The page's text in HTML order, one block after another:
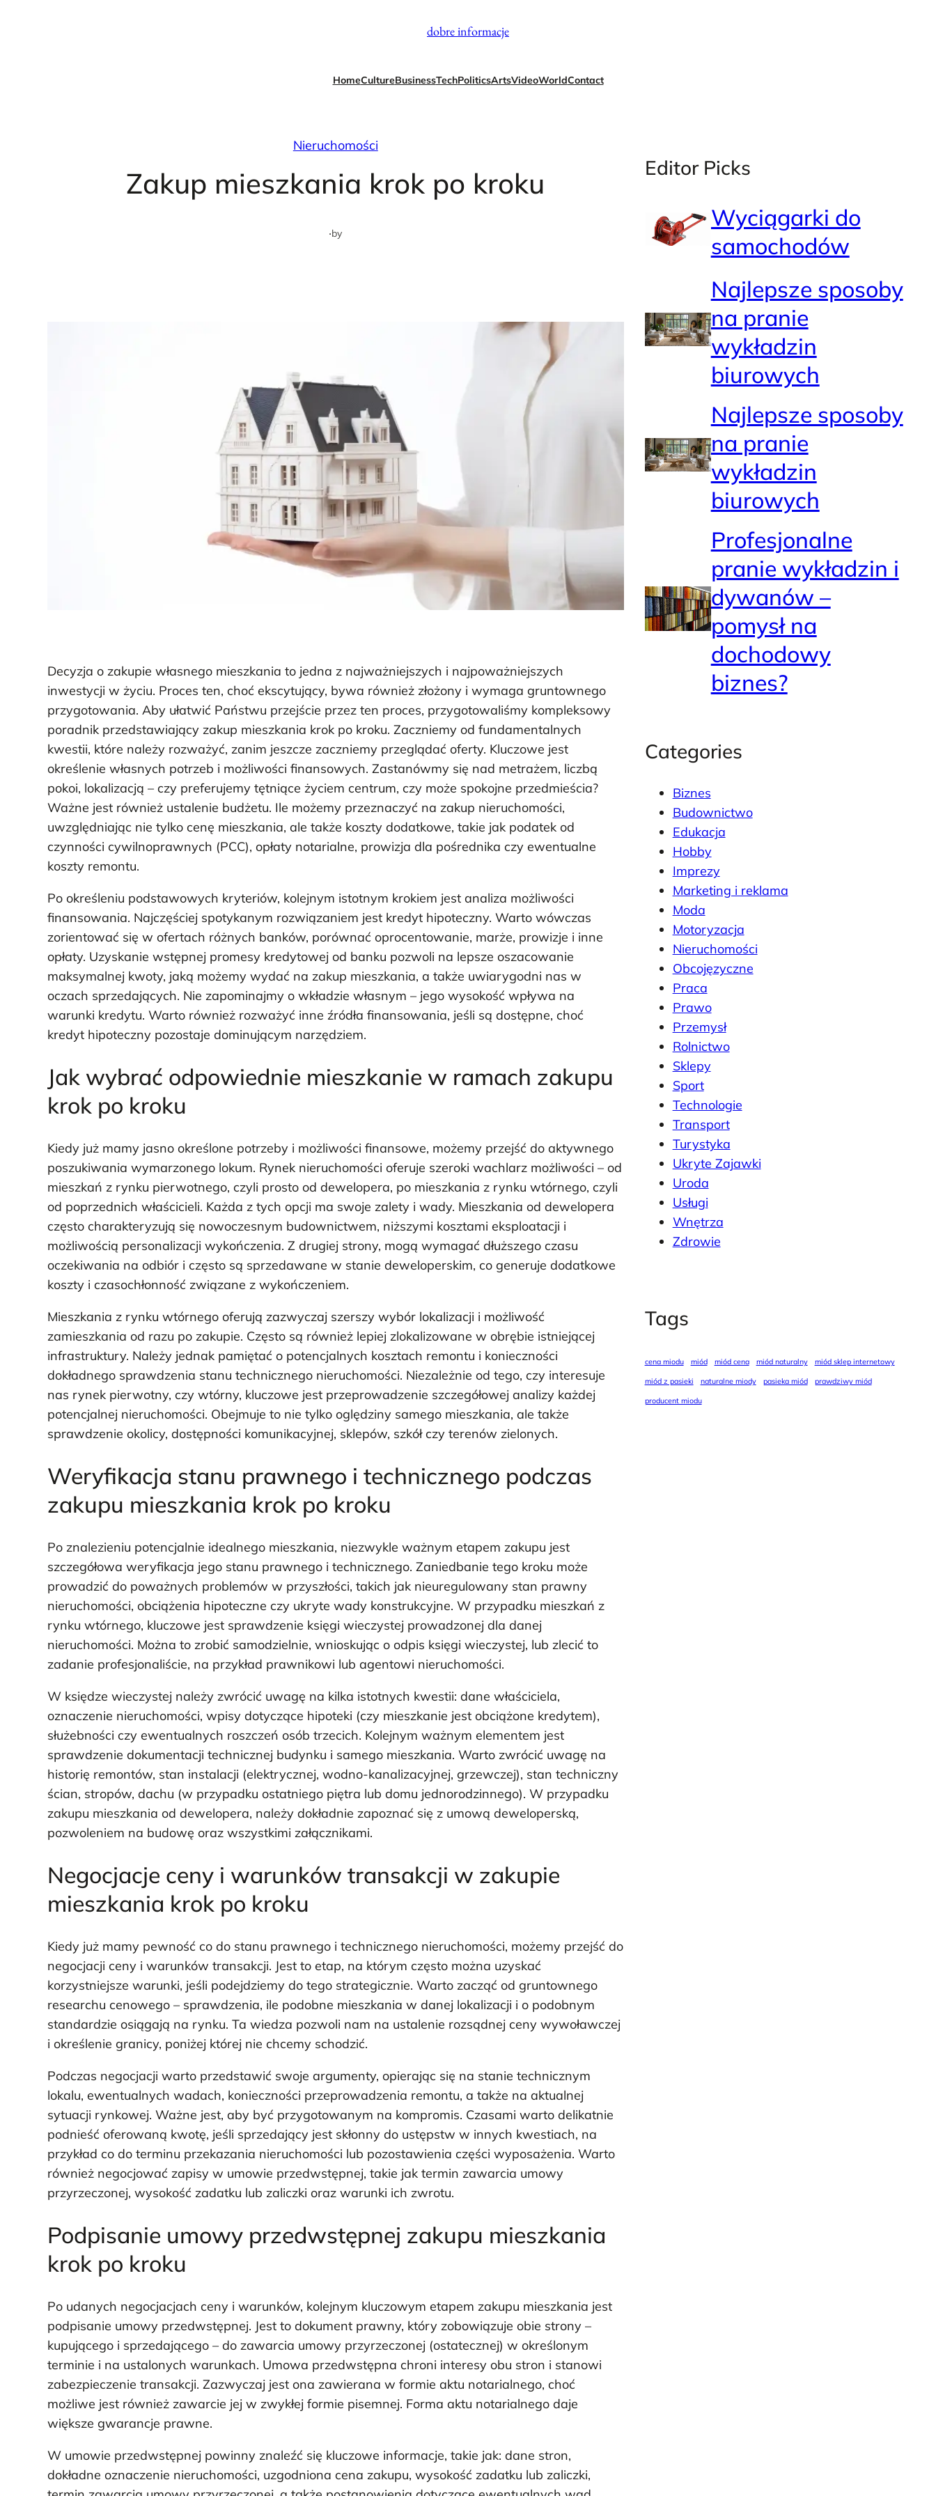
dobre informacje
HomeCultureBusinessTechPoliticsArtsVideoWorldContact
Nieruchomości
Zakup mieszkania krok po kroku
·by
Decyzja o zakupie własnego mieszkania to jedna z najważniejszych i najpoważniejszych
inwestycji w życiu. Proces ten, choć ekscytujący, bywa również złożony i wymaga gruntownego
przygotowania. Aby ułatwić Państwu przejście przez ten proces, przygotowaliśmy kompleksowy
poradnik przedstawiający zakup mieszkania krok po kroku. Zaczniemy od fundamentalnych
kwestii, które należy rozważyć, zanim jeszcze zaczniemy przeglądać oferty. Kluczowe jest
określenie własnych potrzeb i możliwości finansowych. Zastanówmy się nad metrażem, liczbą
pokoi, lokalizacją – czy preferujemy tętniące życiem centrum, czy może spokojne przedmieścia?
Ważne jest również ustalenie budżetu. Ile możemy przeznaczyć na zakup nieruchomości,
uwzględniając nie tylko cenę mieszkania, ale także koszty dodatkowe, takie jak podatek od
czynności cywilnoprawnych (PCC), opłaty notarialne, prowizja dla pośrednika czy ewentualne
koszty remontu.
Po określeniu podstawowych kryteriów, kolejnym istotnym krokiem jest analiza możliwości
finansowania. Najczęściej spotykanym rozwiązaniem jest kredyt hipoteczny. Warto wówczas
zorientować się w ofertach różnych banków, porównać oprocentowanie, marże, prowizje i inne
opłaty. Uzyskanie wstępnej promesy kredytowej od banku pozwoli na lepsze oszacowanie
maksymalnej kwoty, jaką możemy wydać na zakup mieszkania, a także uwiarygodni nas w
oczach sprzedających. Nie zapominajmy o wkładzie własnym – jego wysokość wpływa na
warunki kredytu. Warto również rozważyć inne źródła finansowania, jeśli są dostępne, choć
kredyt hipoteczny pozostaje dominującym narzędziem.
Jak wybrać odpowiednie mieszkanie w ramach zakupu
krok po kroku
Kiedy już mamy jasno określone potrzeby i możliwości finansowe, możemy przejść do aktywnego
poszukiwania wymarzonego lokum. Rynek nieruchomości oferuje szeroki wachlarz możliwości – od
mieszkań z rynku pierwotnego, czyli prosto od dewelopera, po mieszkania z rynku wtórnego, czyli
od poprzednich właścicieli. Każda z tych opcji ma swoje zalety i wady. Mieszkania od dewelopera
często charakteryzują się nowoczesnym budownictwem, niższymi kosztami eksploatacji i
możliwością personalizacji wykończenia. Z drugiej strony, mogą wymagać dłuższego czasu
oczekiwania na odbiór i często są sprzedawane w stanie deweloperskim, co generuje dodatkowe
koszty i czasochłonność związane z wykończeniem.
Mieszkania z rynku wtórnego oferują zazwyczaj szerszy wybór lokalizacji i możliwość
zamieszkania od razu po zakupie. Często są również lepiej zlokalizowane w obrębie istniejącej
infrastruktury. Należy jednak pamiętać o potencjalnych kosztach remontu i konieczności
dokładnego sprawdzenia stanu technicznego nieruchomości. Niezależnie od tego, czy interesuje
nas rynek pierwotny, czy wtórny, kluczowe jest przeprowadzenie szczegółowej analizy każdej
potencjalnej nieruchomości. Obejmuje to nie tylko oględziny samego mieszkania, ale także
sprawdzenie okolicy, dostępności komunikacyjnej, sklepów, szkół czy terenów zielonych.
Weryfikacja stanu prawnego i technicznego podczas
zakupu mieszkania krok po kroku
Po znalezieniu potencjalnie idealnego mieszkania, niezwykle ważnym etapem zakupu jest
szczegółowa weryfikacja jego stanu prawnego i technicznego. Zaniedbanie tego kroku może
prowadzić do poważnych problemów w przyszłości, takich jak nieuregulowany stan prawny
nieruchomości, obciążenia hipoteczne czy ukryte wady konstrukcyjne. W przypadku mieszkań z
rynku wtórnego, kluczowe jest sprawdzenie księgi wieczystej prowadzonej dla danej
nieruchomości. Można to zrobić samodzielnie, wnioskując o odpis księgi wieczystej, lub zlecić to
zadanie profesjonaliście, na przykład prawnikowi lub agentowi nieruchomości.
W księdze wieczystej należy zwrócić uwagę na kilka istotnych kwestii: dane właściciela,
oznaczenie nieruchomości, wpisy dotyczące hipoteki (czy mieszkanie jest obciążone kredytem),
służebności czy ewentualnych roszczeń osób trzecich. Kolejnym ważnym elementem jest
sprawdzenie dokumentacji technicznej budynku i samego mieszkania. Warto zwrócić uwagę na
historię remontów, stan instalacji (elektrycznej, wodno-kanalizacyjnej, grzewczej), stan techniczny
ścian, stropów, dachu (w przypadku ostatniego piętra lub domu jednorodzinnego). W przypadku
zakupu mieszkania od dewelopera, należy dokładnie zapoznać się z umową deweloperską,
pozwoleniem na budowę oraz wszystkimi załącznikami.
Negocjacje ceny i warunków transakcji w zakupie
mieszkania krok po kroku
Kiedy już mamy pewność co do stanu prawnego i technicznego nieruchomości, możemy przejść do
negocjacji ceny i warunków transakcji. Jest to etap, na którym często można uzyskać
korzystniejsze warunki, jeśli podejdziemy do tego strategicznie. Warto zacząć od gruntownego
researchu cenowego – sprawdzenia, ile podobne mieszkania w danej lokalizacji i o podobnym
standardzie osiągają na rynku. Ta wiedza pozwoli nam na ustalenie rozsądnej ceny wywoławczej
i określenie granicy, poniżej której nie chcemy schodzić.
Podczas negocjacji warto przedstawić swoje argumenty, opierając się na stanie technicznym
lokalu, ewentualnych wadach, konieczności przeprowadzenia remontu, a także na aktualnej
sytuacji rynkowej. Ważne jest, aby być przygotowanym na kompromis. Czasami warto delikatnie
podnieść oferowaną kwotę, jeśli sprzedający jest skłonny do ustępstw w innych kwestiach, na
przykład co do terminu przekazania nieruchomości lub pozostawienia części wyposażenia. Warto
również negocjować zapisy w umowie przedwstępnej, takie jak termin zawarcia umowy
przyrzeczonej, wysokość zadatku lub zaliczki oraz warunki ich zwrotu.
Podpisanie umowy przedwstępnej zakupu mieszkania
krok po kroku
Po udanych negocjacjach ceny i warunków, kolejnym kluczowym etapem zakupu mieszkania jest
podpisanie umowy przedwstępnej. Jest to dokument prawny, który zobowiązuje obie strony –
kupującego i sprzedającego – do zawarcia umowy przyrzeczonej (ostatecznej) w określonym
terminie i na ustalonych warunkach. Umowa przedwstępna chroni interesy obu stron i stanowi
zabezpieczenie transakcji. Zazwyczaj jest ona zawierana w formie aktu notarialnego, choć
możliwe jest również zawarcie jej w zwykłej formie pisemnej. Forma aktu notarialnego daje
większe gwarancje prawne.
W umowie przedwstępnej powinny znaleźć się kluczowe informacje, takie jak: dane stron,
dokładne oznaczenie nieruchomości, uzgodniona cena zakupu, wysokość zadatku lub zaliczki,
Editor Picks
Wyciągarki do
samochodów
Najlepsze sposoby
na pranie
wykładzin
biurowych
Najlepsze sposoby
na pranie
wykładzin
biurowych
Profesjonalne
pranie wykładzin i
dywanów –
pomysł na
dochodowy
biznes?
Categories
Biznes
Budownictwo
Edukacja
Hobby
Imprezy
Marketing i reklama
Moda
Motoryzacja
Nieruchomości
Obcojęzyczne
Praca
Prawo
Przemysł
Rolnictwo
Sklepy
Sport
Technologie
Transport
Turystyka
Ukryte Zajawki
Uroda
Usługi
Wnętrza
Zdrowie
Tags
cena miodu miód miód cena miód naturalny
miód sklep internetowy
miód z pasieki
naturalne miody pasieka miód
prawdziwy miód
producent miodu